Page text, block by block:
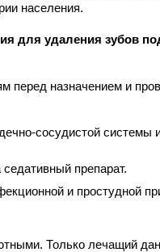
населения.
для удаления зубов
перед назначением и
сосудистой системы
препарат.
и простудной
Только лечащий